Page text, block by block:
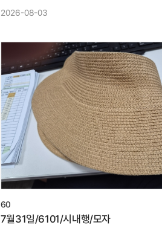
2026-08-03
60
7월31일/6101/시내행/모자